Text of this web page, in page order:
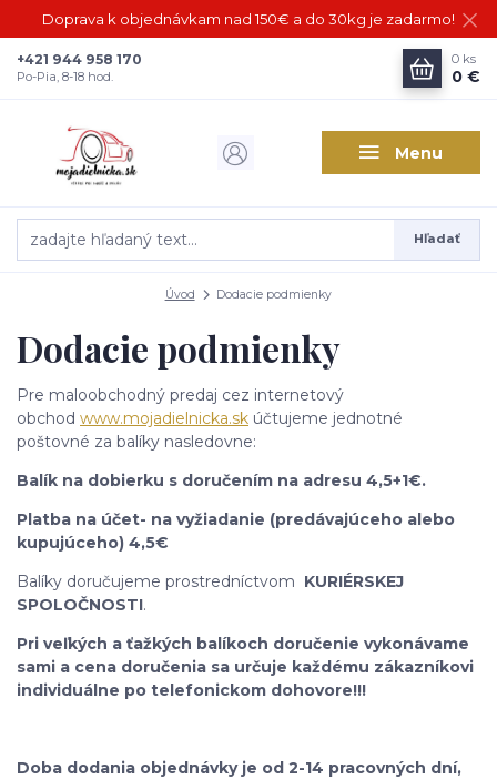
Doprava k objednávkam nad 150€ a do 30kg je zadarmo!
Menu
Hľadať
+421 944 958 170
Po-Pia, 8-18 hod.
0 ks
0 €
Úvod Dodacie podmienky
Dodacie podmienky
Pre maloobchodný predaj cez internetový
obchod www.mojadielnicka.sk účtujeme jednotné
poštovné za balíky nasledovne:
Balík na dobierku s doručením na adresu 4,5+1€.
Platba na účet- na vyžiadanie (predávajúceho alebo
kupujúceho) 4,5€
Balíky doručujeme prostredníctvom KURIÉRSKEJ
SPOLOČNOSTI.
Pri veľkých a ťažkých balíkoch doručenie vykonávame
sami a cena doručenia sa určuje každému zákazníkovi
individuálne po telefonickom dohovore!!!
Doba dodania objednávky je od 2-14 pracovných dní,